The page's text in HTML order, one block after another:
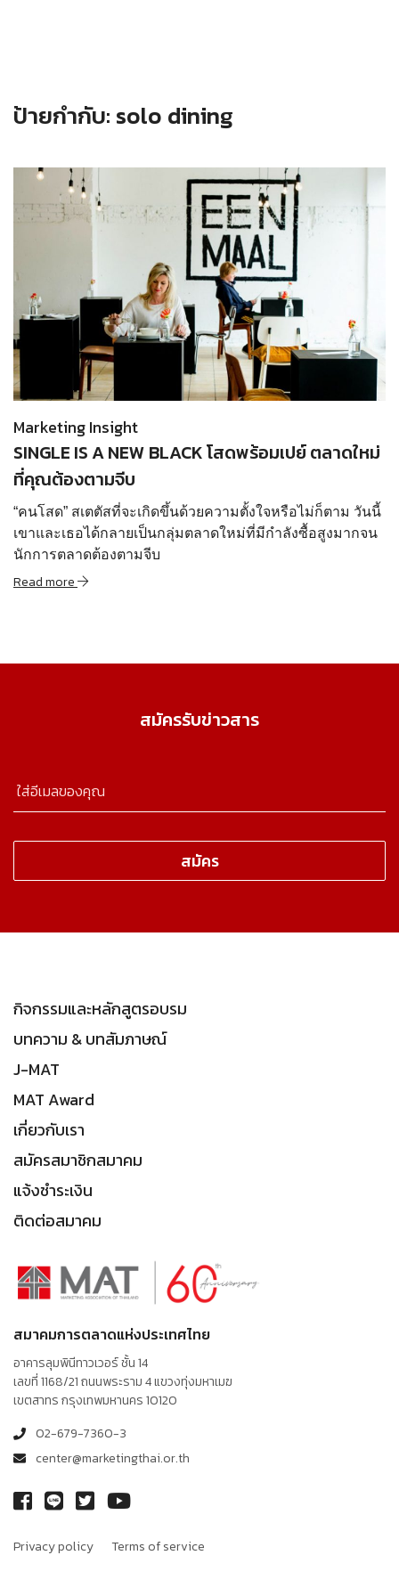
ป้ายกำกับ: solo dining
Read more
Marketing Insight
SINGLE IS A NEW BLACK โสดพร้อมเปย์ ตลาดใหม่
ที่คุณต้องตามจีบ
“คนโสด” สเตตัสที่จะเกิดขึ้นด้วยความตั้งใจหรือไม่ก็ตาม วันนี้
เขาและเธอได้กลายเป็นกลุ่มตลาดใหม่ที่มีกำลังซื้อสูงมากจน
นักการตลาดต้องตามจีบ
Read more
สมัครรับข่าวสาร
กิจกรรมและหลักสูตรอบรม
บทความ & บทสัมภาษณ์
J-MAT
MAT Award
เกี่ยวกับเรา
สมัครสมาชิกสมาคม
แจ้งชำระเงิน
ติดต่อสมาคม
สมาคมการตลาดแห่งประเทศไทย
อาคารลุมพินีทาวเวอร์ ชั้น 14
เลขที่ 1168/21 ถนนพระราม 4 แขวงทุ่งมหาเมฆ
เขตสาทร กรุงเทพมหานคร 10120
02-679-7360-3
center@marketingthai.or.th
Privacy policy Terms of service